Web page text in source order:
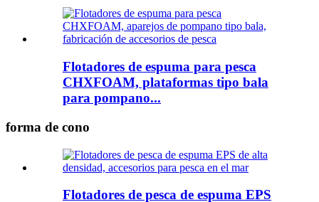
Flotadores de espuma para pesca
CHXFOAM, plataformas tipo bala
para pompano...
forma de cono
Flotadores de pesca de espuma EPS